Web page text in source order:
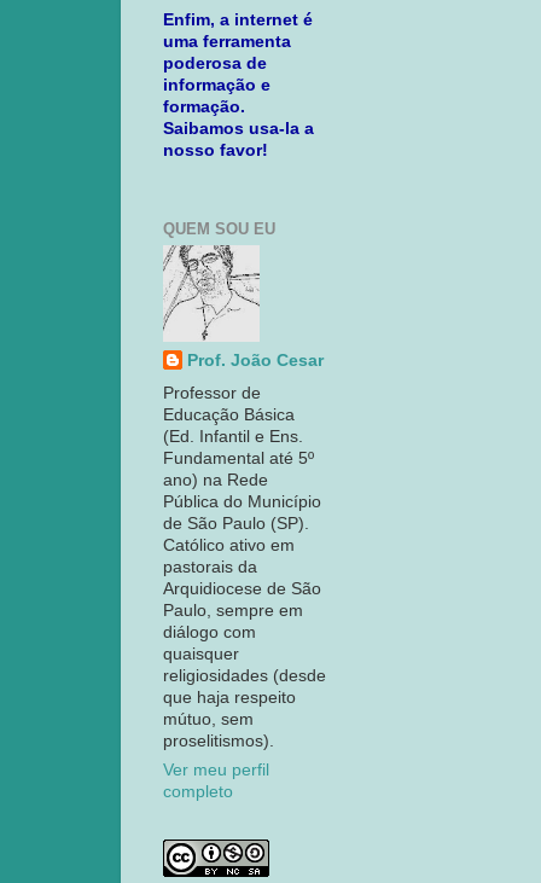
Enfim, a internet é
uma ferramenta
poderosa de
informação e
formação.
Saibamos usa-la a
nosso favor!
QUEM SOU EU
Prof. João Cesar
Professor de
Educação Básica
(Ed. Infantil e Ens.
Fundamental até 5º
ano) na Rede
Pública do Município
de São Paulo (SP).
Católico ativo em
pastorais da
Arquidiocese de São
Paulo, sempre em
diálogo com
quaisquer
religiosidades (desde
que haja respeito
mútuo, sem
proselitismos).
Ver meu perfil
completo